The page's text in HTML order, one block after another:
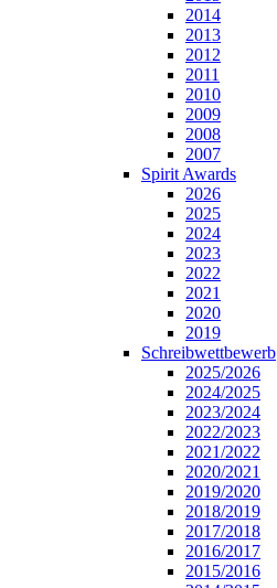
2014
2013
2012
2011
2010
2009
2008
2007
Spirit Awards
2026
2025
2024
2023
2022
2021
2020
2019
Schreibwettbewerb
2025/2026
2024/2025
2023/2024
2022/2023
2021/2022
2020/2021
2019/2020
2018/2019
2017/2018
2016/2017
2015/2016